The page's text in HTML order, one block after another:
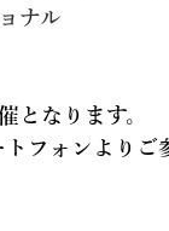
ナル
となります。
フォンよりご